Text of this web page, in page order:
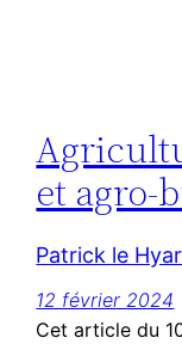
et agro-
Patrick le
12 février 2024
Cet article du